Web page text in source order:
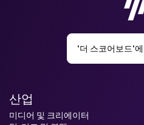
'더 스코어보드'
산업
미디어 및 크리에이터